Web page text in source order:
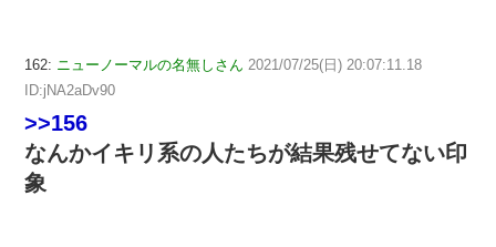
162: ニューノーマルの名無しさん 2021/07/25(日) 20:07:11.18
ID:jNA2aDv90
>>156
なんかイキリ系の人たちが結果残せてない印
象